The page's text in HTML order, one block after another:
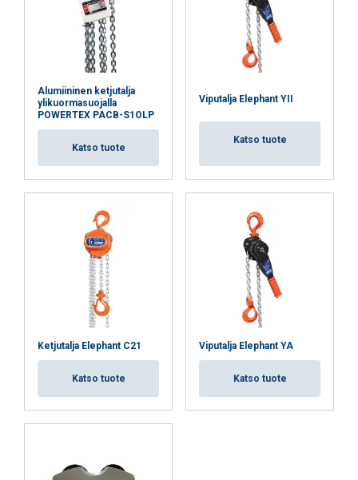
Alumiininen ketjutalja
ylikuormasuojalla
POWERTEX PACB-S1OLP
Katso tuote
Viputalja Elephant YII
Katso tuote
Ketjutalja Elephant C21
Katso tuote
Viputalja Elephant YA
Katso tuote
NÄYTÄ TIEDOT